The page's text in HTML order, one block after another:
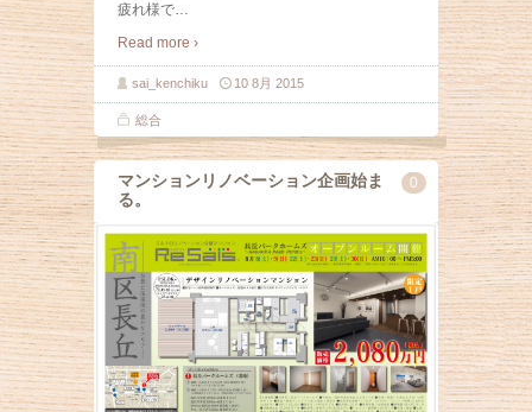
疲れ様で…
Read more ›
sai_kenchiku 10 8月 2015
総合
マンションリノベーション企画始ま
る。
0